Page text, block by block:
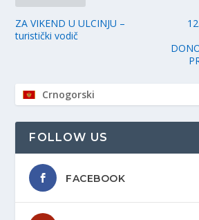
ZA VIKEND U ULCINJU –
turistički vodič
Crnogorski
FOLLOW US
FACEBOOK